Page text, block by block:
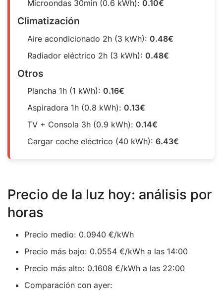
Microondas 30min (0.6 kWh): 0.10€
Climatización
Aire acondicionado 2h (3 kWh): 0.48€
Radiador eléctrico 2h (3 kWh): 0.48€
Otros
Plancha 1h (1 kWh): 0.16€
Aspiradora 1h (0.8 kWh): 0.13€
TV + Consola 3h (0.9 kWh): 0.14€
Cargar coche eléctrico (40 kWh): 6.43€
Precio de la luz hoy: análisis por
horas
Precio medio: 0.0940 €/kWh
Precio más bajo: 0.0554 €/kWh a las 14:00
Precio más alto: 0.1608 €/kWh a las 22:00
Comparación con ayer: